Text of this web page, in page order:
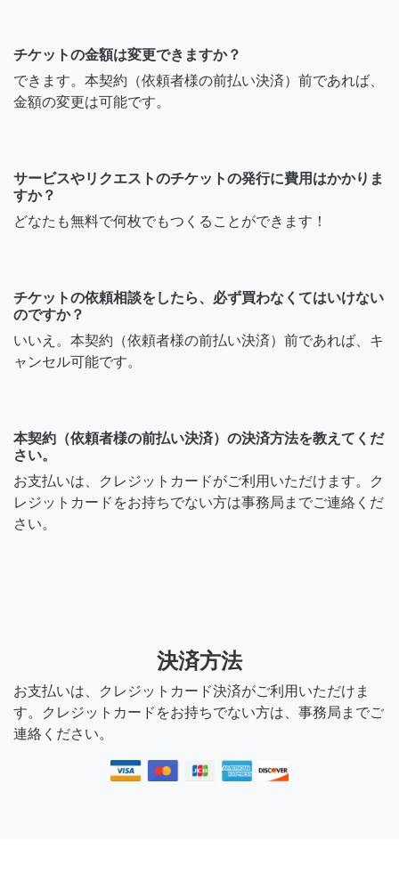
チケットの金額は変更できますか？
できます。本契約（依頼者様の前払い決済）前であれば、
金額の変更は可能です。
サービスやリクエストのチケットの発行に費用はかかりま
すか？
どなたも無料で何枚でもつくることができます！
チケットの依頼相談をしたら、必ず買わなくてはいけない
のですか？
いいえ。本契約（依頼者様の前払い決済）前であれば、キ
ャンセル可能です。
本契約（依頼者様の前払い決済）の決済方法を教えてくだ
さい。
お支払いは、クレジットカードがご利用いただけます。ク
レジットカードをお持ちでない方は事務局までご連絡くだ
さい。
決済方法
お支払いは、クレジットカード決済がご利用いただけま
す。クレジットカードをお持ちでない方は、事務局までご
連絡ください。